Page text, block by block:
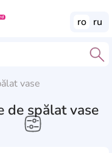
ro ru
vase
de spălat vase